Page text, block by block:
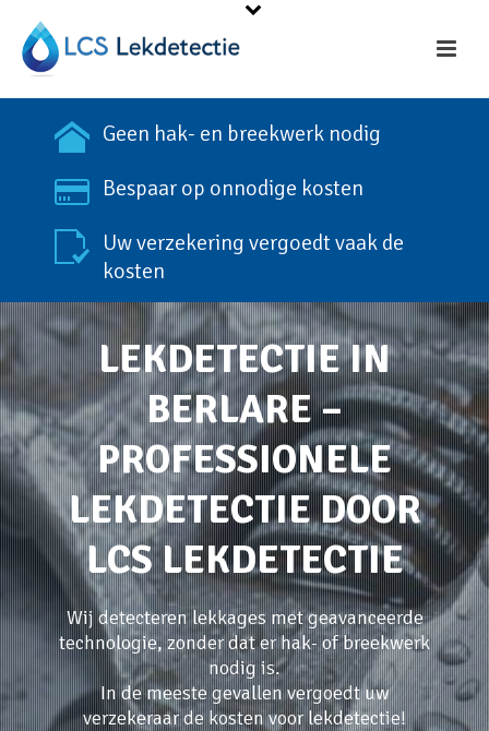
Geen hak- en breekwerk nodig
Bespaar op onnodige kosten
Uw verzekering vergoedt vaak de
kosten
LEKDETECTIE IN
BERLARE –
PROFESSIONELE
LEKDETECTIE DOOR
LCS LEKDETECTIE
Wij detecteren lekkages met geavanceerde
technologie, zonder dat er hak- of breekwerk
nodig is.
In de meeste gevallen vergoedt uw
verzekeraar de kosten voor lekdetectie!